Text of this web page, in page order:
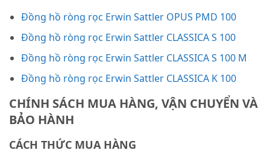
Đồng hồ ròng rọc Erwin Sattler OPUS PMD 100
Đồng hồ ròng rọc Erwin Sattler CLASSICA S 100
Đồng hồ ròng rọc Erwin Sattler CLASSICA S 100 M
Đồng hồ ròng rọc Erwin Sattler CLASSICA K 100
CHÍNH SÁCH MUA HÀNG, VẬN CHUYỂN VÀ
BẢO HÀNH
CÁCH THỨC MUA HÀNG